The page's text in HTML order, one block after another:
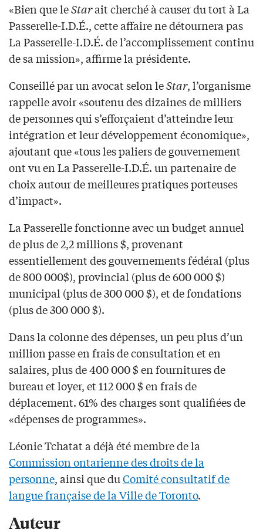
«Bien que leStarait cherché à causer du tort à La
Passerelle-I.D.É., cette affaire ne détournera pas
La Passerelle-I.D.É. de l’accomplissement continu
de sa mission», affirme la présidente.
Conseillé par un avocat selon leStar, l’organisme
rappelle avoir «soutenu des dizaines de milliers
de personnes qui s’efforçaient d’atteindre leur
intégration et leur développement économique»,
ajoutant que «tous les paliers de gouvernement
ont vu en La Passerelle-I.D.É. un partenaire de
choix autour de meilleures pratiques porteuses
d’impact».
La Passerelle fonctionne avec un budget annuel
de plus de 2,2 millions $, provenant
essentiellement des gouvernements fédéral (plus
de 800 000$), provincial (plus de 600 000 $)
municipal (plus de 300 000 $), et de fondations
(plus de 300 000 $).
Dans la colonne des dépenses, un peu plus d’un
million passe en frais de consultation et en
salaires, plus de 400 000 $ en fournitures de
bureau et loyer, et 112 000 $ en frais de
déplacement. 61% des charges sont qualifiées de
«dépenses de programmes».
Léonie Tchatat a déjà été membre de la
Commission ontarienne des droits de la
personne, ainsi que duComité consultatif de
langue française de la Ville de Toronto.
Auteur